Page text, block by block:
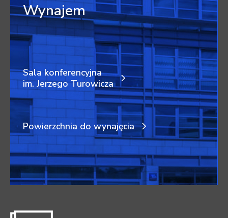
Wynajem
Sala konferencyjna
im. Jerzego Turowicza
Powierzchnia do wynajęcia